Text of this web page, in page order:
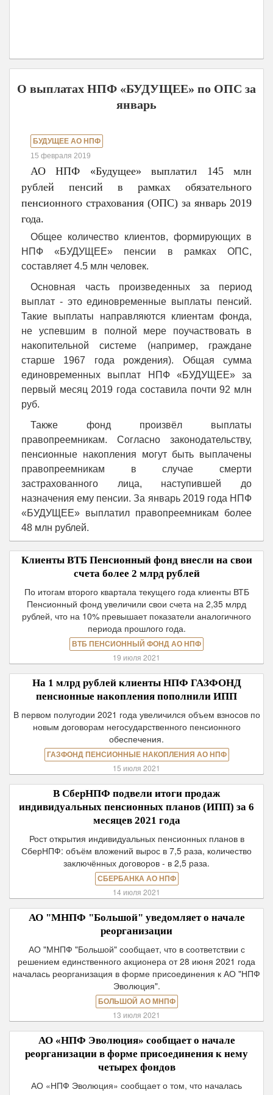
О выплатах НПФ «БУДУЩЕЕ» по ОПС за
январь
БУДУЩЕЕ АО НПФ
15 февраля 2019
АО НПФ «Будущее» выплатил 145 млн
рублей пенсий в рамках обязательного
пенсионного страхования (ОПС) за январь 2019
года.
Общее количество клиентов, формирующих в
НПФ «БУДУЩЕЕ» пенсии в рамках ОПС,
составляет 4.5 млн человек.
Основная часть произведенных за период
выплат - это единовременные выплаты пенсий.
Такие выплаты направляются клиентам фонда,
не успевшим в полной мере поучаствовать в
накопительной системе (например, граждане
старше 1967 года рождения). Общая сумма
единовременных выплат НПФ «БУДУЩЕЕ» за
первый месяц 2019 года составила почти 92 млн
руб.
Также фонд произвёл выплаты
правопреемникам. Согласно законодательству,
пенсионные накопления могут быть выплачены
правопреемникам в случае смерти
застрахованного лица, наступившей до
назначения ему пенсии. За январь 2019 года НПФ
«БУДУЩЕЕ» выплатил правопреемникам более
48 млн рублей.
Клиенты ВТБ Пенсионный фонд внесли на свои
счета более 2 млрд рублей
По итогам второго квартала текущего года клиенты ВТБ
Пенсионный фонд увеличили свои счета на 2,35 млрд
рублей, что на 10% превышает показатели аналогичного
периода прошлого года.
ВТБ ПЕНСИОННЫЙ ФОНД АО НПФ
19 июля 2021
На 1 млрд рублей клиенты НПФ ГАЗФОНД
пенсионные накопления пополнили ИПП
В первом полугодии 2021 года увеличился объем взносов по
новым договорам негосударственного пенсионного
обеспечения.
ГАЗФОНД ПЕНСИОННЫЕ НАКОПЛЕНИЯ АО НПФ
15 июля 2021
В СберНПФ подвели итоги продаж
индивидуальных пенсионных планов (ИПП) за 6
месяцев 2021 года
Рост открытия индивидуальных пенсионных планов в
СберНПФ: объём вложений вырос в 7,5 раза, количество
заключённых договоров - в 2,5 раза.
СБЕРБАНКА АО НПФ
14 июля 2021
АО "МНПФ "Большой" уведомляет о начале
реорганизации
АО "МНПФ "Большой" сообщает, что в соответствии с
решением единственного акционера от 28 июня 2021 года
началась реорганизация в форме присоединения к АО "НПФ
Эволюция".
БОЛЬШОЙ АО МНПФ
13 июля 2021
АО «НПФ Эволюция» сообщает о начале
реорганизации в форме присоединения к нему
четырех фондов
АО «НПФ Эволюция» сообщает о том, что началась